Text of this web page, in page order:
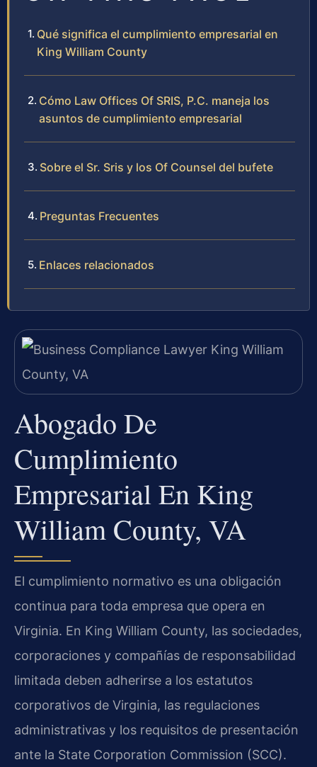
Qué significa el cumplimiento empresarial en
King William County
Cómo Law Offices Of SRIS, P.C. maneja los
asuntos de cumplimiento empresarial
Sobre el Sr. Sris y los Of Counsel del bufete
Preguntas Frecuentes
Enlaces relacionados
Abogado De
Cumplimiento
Empresarial En King
William County, VA
El cumplimiento normativo es una obligación
continua para toda empresa que opera en
Virginia. En King William County, las sociedades,
corporaciones y compañías de responsabilidad
limitada deben adherirse a los estatutos
corporativos de Virginia, las regulaciones
administrativas y los requisitos de presentación
ante la State Corporation Commission (SCC).